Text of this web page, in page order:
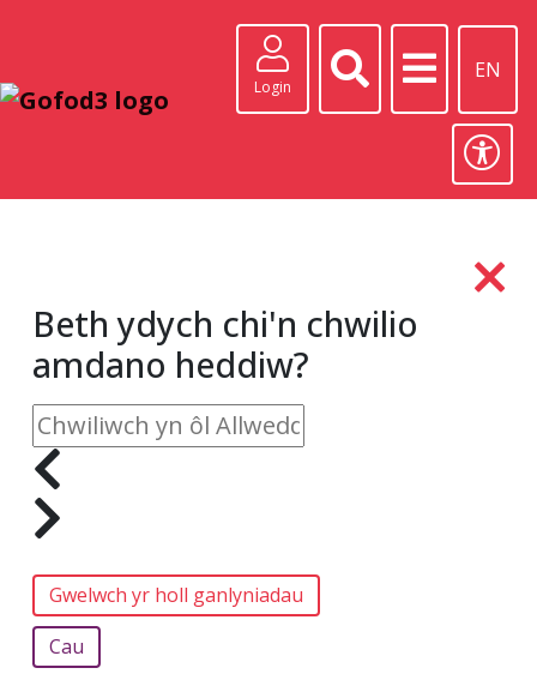
Login
EN
Beth ydych chi'n chwilio
amdano heddiw?
Cau